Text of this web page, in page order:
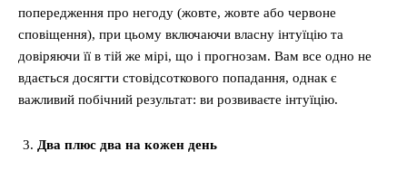
попередження про негоду (жовте, жовте або червоне
сповіщення), при цьому включаючи власну інтуїцію та
довіряючи її в тій же мірі, що і прогнозам. Вам все одно не
вдається досягти стовідсоткового попадання, однак є
важливий побічний результат: ви розвиваєте інтуїцію.
Два плюс два на кожен день